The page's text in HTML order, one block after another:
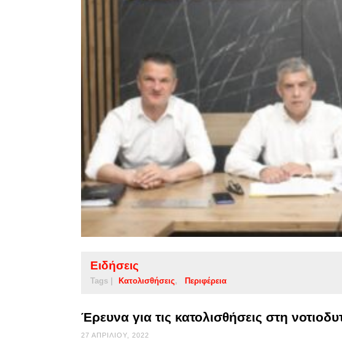
Ειδήσεις
Tags | Κατολισθήσεις Περιφέρεια
Έρευνα για τις κατολισθήσεις στη
27 ΑΠΡΙΛΊΟΥ, 2022